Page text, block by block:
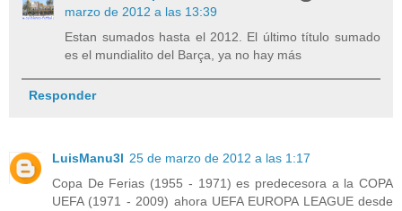
marzo de 2012 a las 13:39
Estan sumados hasta el 2012. El último título sumado
es el mundialito del Barça, ya no hay más
Responder
LuisManu3l 25 de marzo de 2012 a las 1:17
Copa De Ferias (1955 - 1971) es predecesora a la COPA
UEFA (1971 - 2009) ahora UEFA EUROPA LEAGUE desde